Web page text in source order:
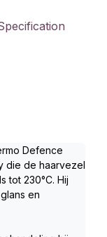
Defence
die de haarvezel
tot 230°C. Hij
en